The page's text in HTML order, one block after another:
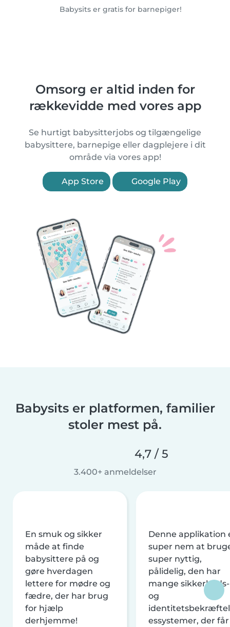
Babysits er gratis for barnepiger!
Omsorg er altid inden for
rækkevidde med vores app
Se hurtigt babysitterjobs og tilgængelige
babysittere, barnepige eller dagplejere i dit
område via vores app!
App Store Google Play
Babysits er platformen, familier
stoler mest på.
4,7 / 5
3.400+ anmeldelser
En smuk og sikker
måde at finde
babysittere på og
gøre hverdagen
lettere for mødre og
fædre, der har brug
for hjælp
derhjemme!
Denne applikation
super nem at
super nyttig,
pålidelig, den har
mange sikkerheds-
og
essystemer, der får